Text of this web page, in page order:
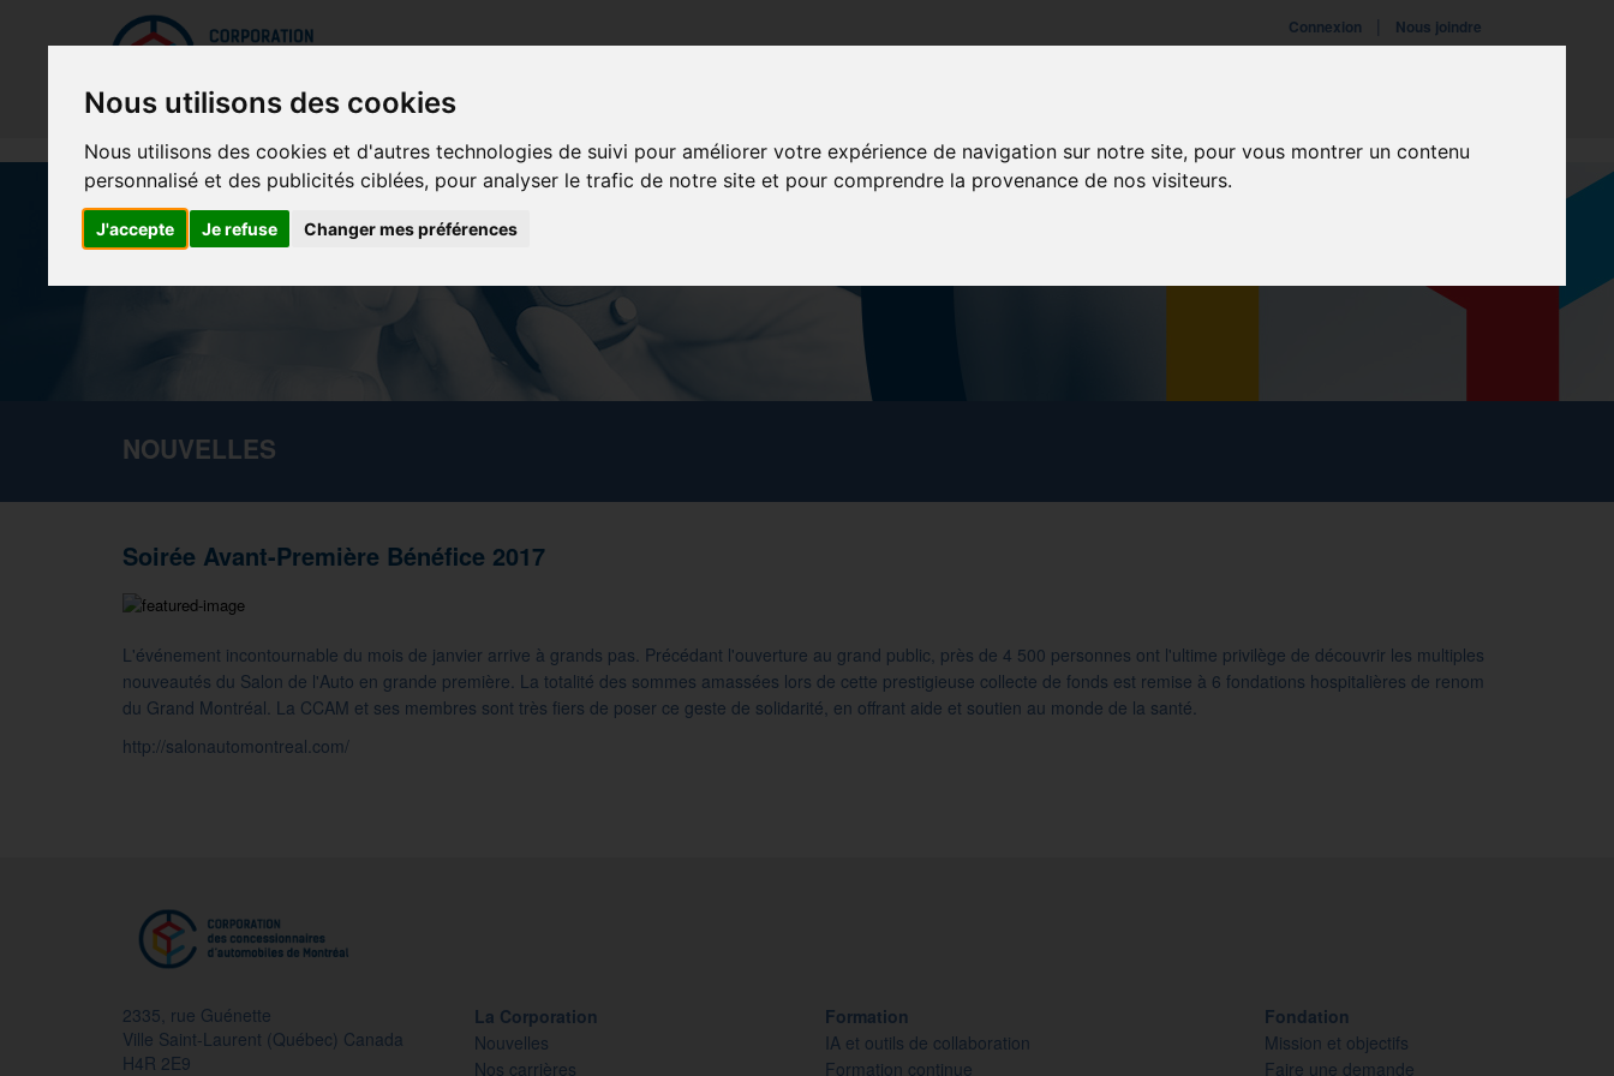
Nous utilisons des cookies
Nous utilisons des cookies et d'autres technologies de suivi pour améliorer votre expérience de navigation sur notre site, pour vous montrer un contenu
personnalisé et des publicités ciblées, pour analyser le trafic de notre site et pour comprendre la provenance de nos visiteurs.
J'accepte Je refuse Changer mes préférences
Mettreà jour vos préférences de témoins
Connexion Nous joindre
NOUVELLES
Soirée Avant-Première Bénéfice 2017
L'événement incontournable du mois de janvier arrive à grands pas. Précédant l'ouverture au grand public, près de 4 500 personnes ont l'ultime privilège de découvrir les multiples
nouveautés du Salon de l'Auto en grande première. La totalité des sommes amassées lors de cette prestigieuse collecte de fonds est remise à 6 fondations hospitalières de renom
du Grand Montréal. La CCAM et ses membres sont très fiers de poser ce geste de solidarité, en offrant aide et soutien au monde de la santé.
http://salonautomontreal.com/
2335, rue Guénette
Ville Saint-Laurent (Québec) Canada
H4R 2E9
La Corporation
Nouvelles
Nos carrières
Formation
IA et outils de collaboration
Formation continue
Fondation
Mission et objectifs
Faire une demande